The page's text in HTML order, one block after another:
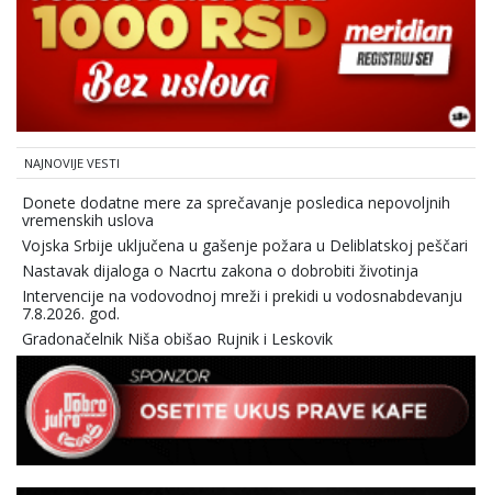
NAJNOVIJE VESTI
Donete dodatne mere za sprečavanje posledica nepovoljnih
vremenskih uslova
Vojska Srbije uključena u gašenje požara u Deliblatskoj peščari
Nastavak dijaloga o Nacrtu zakona o dobrobiti životinja
Intervencije na vodovodnoj mreži i prekidi u vodosnabdevanju
7.8.2026. god.
Gradonačelnik Niša obišao Rujnik i Leskovik